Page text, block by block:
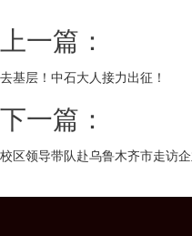
上一篇：
去基层！中石大人接力出征！
下一篇：
校区领导带队赴乌鲁木齐市走访